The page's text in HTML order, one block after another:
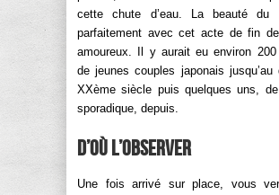
cette chute d’eau. La beauté du
parfaitement avec cet acte de fin
amoureux. Il y aurait eu environ 200
de jeunes couples japonais jusqu’au
XXème siècle puis quelques uns,
sporadique, depuis.
D’où l’observer
Une fois arrivé sur place, vous